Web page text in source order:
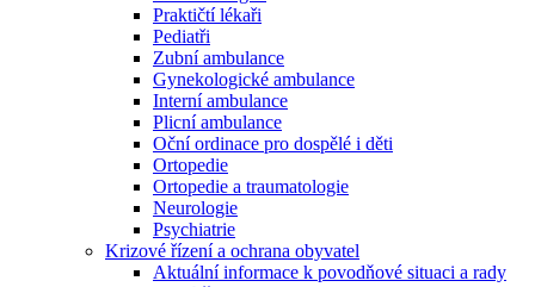
Praktičtí lékaři
Pediatři
Zubní ambulance
Gynekologické ambulance
Interní ambulance
Plicní ambulance
Oční ordinace pro dospělé i děti
Ortopedie
Ortopedie a traumatologie
Neurologie
Psychiatrie
Krizové řízení a ochrana obyvatel
Aktuální informace k povodňové situaci a rady